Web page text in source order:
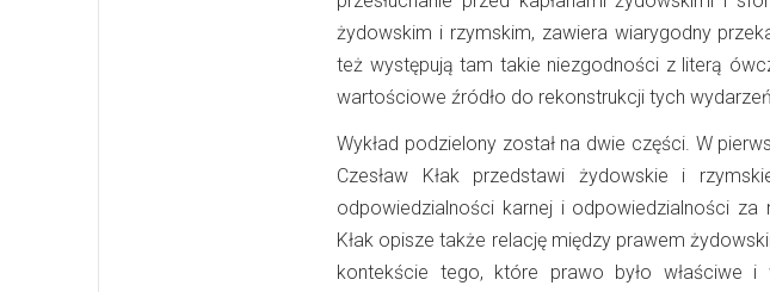
żydowskim i rzymskim, zawiera wiarygodny
też występują tam takie niezgodności z literą
wartościowe źródło do rekonstrukcji tych
Wykład podzielony został na dwie części. W
Czesław Kłak przedstawi żydowskie i
odpowiedzialności karnej i odpowiedzialności za
Kłak opisze także relację między prawem
kontekście tego, które prawo było właściwe